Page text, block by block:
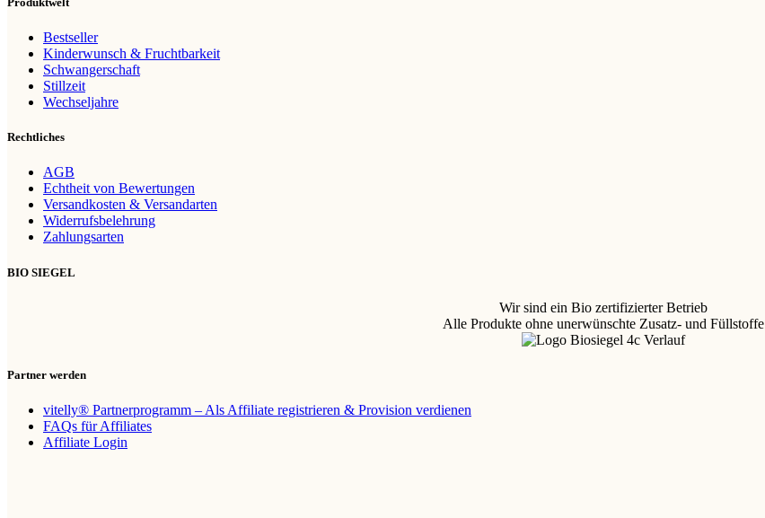
Bestseller
Kinderwunsch & Fruchtbarkeit
Schwangerschaft
Stillzeit
Wechseljahre
Rechtliches
AGB
Echtheit von Bewertungen
Versandkosten & Versandarten
Widerrufsbelehrung
Zahlungsarten
BIO SIEGEL
Wir sind ein Bio zertifizierter Betrieb
Alle Produkte ohne unerwünschte Zusatz- und Füllstoffe
Partner werden
vitelly® Partnerprogramm – Als Affiliate registrieren & Provision verdienen
FAQs für Affiliates
Affiliate Login